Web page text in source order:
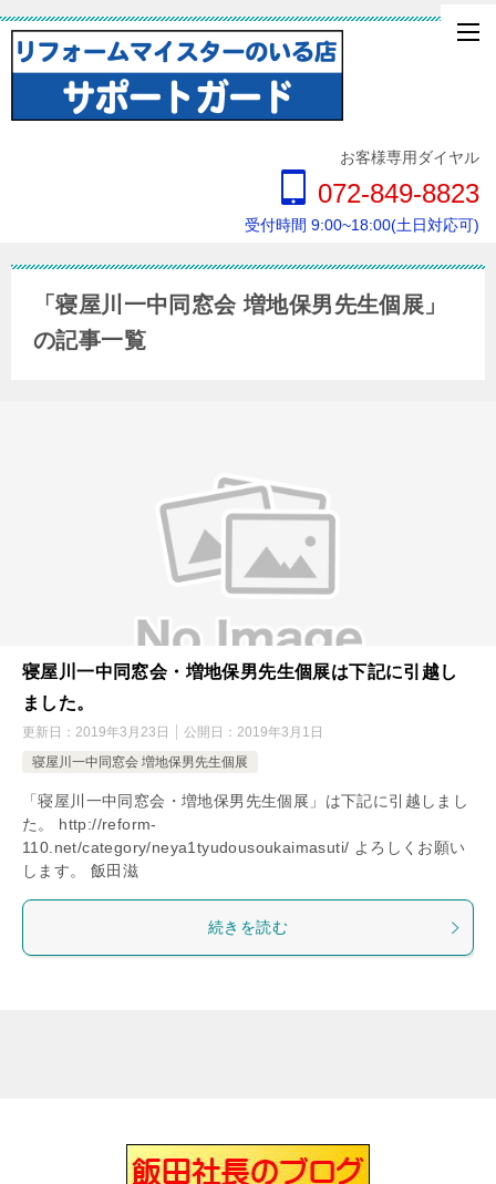
お客様専用ダイヤル
072-849-8823
受付時間 9:00~18:00(土日対応可)
「寝屋川一中同窓会 増地保男先生個展」
の記事一覧
寝屋川一中同窓会・増地保男先生個展は下記に引越し
ました。
更新日： 2019年3月23日 公開日： 2019年3月1日
寝屋川一中同窓会 増地保男先生個展
「寝屋川一中同窓会・増地保男先生個展」は下記に引越しまし
た。 http://reform-
110.net/category/neya1tyudousoukaimasuti/ よろしくお願い
します。 飯田滋
続きを読む